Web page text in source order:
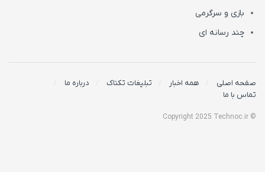
بازی و سرگرمی
چند رسانه ای
صفحه اصلی همه اخبار تبلیغات تکناک
درباره ما
تماس با ما
© Copyright 2025 Technoc.ir